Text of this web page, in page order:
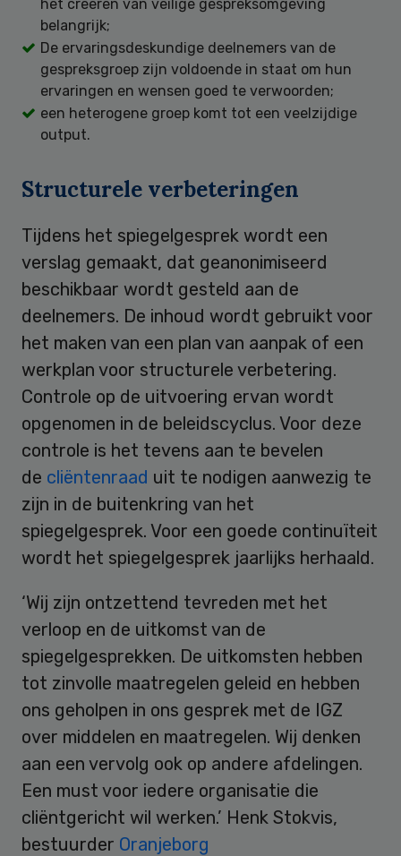
het creëren van veilige gespreksomgeving
belangrijk;
De ervaringsdeskundige deelnemers van de
gespreksgroep zijn voldoende in staat om hun
ervaringen en wensen goed te verwoorden;
een heterogene groep komt tot een veelzijdige
output.
Structurele verbeteringen
Tijdens het spiegelgesprek wordt een
verslag gemaakt, dat geanonimiseerd
beschikbaar wordt gesteld aan de
deelnemers. De inhoud wordt gebruikt voor
het maken van een plan van aanpak of een
werkplan voor structurele verbetering.
Controle op de uitvoering ervan wordt
opgenomen in de beleidscyclus. Voor deze
controle is het tevens aan te bevelen
de cliëntenraad uit te nodigen aanwezig te
zijn in de buitenkring van het
spiegelgesprek. Voor een goede continuïteit
wordt het spiegelgesprek jaarlijks herhaald.
‘Wij zijn ontzettend tevreden met het
verloop en de uitkomst van de
spiegelgesprekken. De uitkomsten hebben
tot zinvolle maatregelen geleid en hebben
ons geholpen in ons gesprek met de IGZ
over middelen en maatregelen. Wij denken
aan een vervolg ook op andere afdelingen.
Een must voor iedere organisatie die
cliëntgericht wil werken.’ Henk Stokvis,
bestuurder Oranjeborg